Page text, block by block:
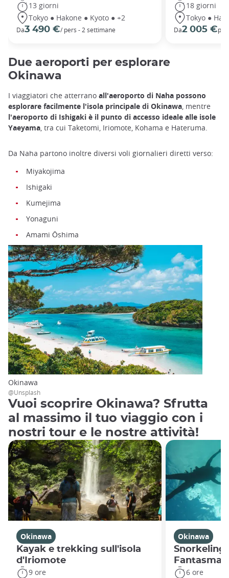
13 giorni
Tokyo ● Hakone ● Kyoto ● +2
Da3 490 €/ pers - 2 settimane
18 giorni
Tokyo ●
Da2 005 €per
Due aeroporti per esplorare
Okinawa
I viaggiatori che atterrano all'aeroporto di Naha possono
esplorare facilmente l'isola principale di Okinawa , mentre
l'aeroporto di Ishigaki è il punto di accesso ideale alle isole
Yaeyama , tra cui Taketomi, Iriomote, Kohama e Hateruma.
Da Naha partono inoltre diversi voli giornalieri diretti verso:
Miyakojima
Ishigaki
Kumejima
Yonaguni
Amami Ōshima
Okinawa
@Unsplash
Vuoi scoprire Okinawa? Sfrutta
al massimo il tuo viaggio con i
nostri tour e le nostre attività!
Okinawa
Kayak e trekking sull'isola
d'Iriomote
9 ore
Okinawa
Snorkeling
Fantasma
6 ore